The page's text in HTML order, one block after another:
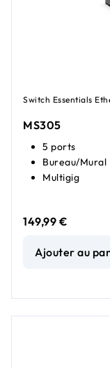
Switch Essentials
MS305
5 ports
Bureau/Mural
Multigig
149,99 €
Switch Ethernet
Ajouter au